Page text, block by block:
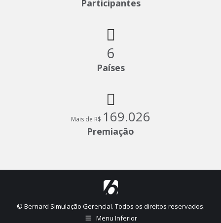
Participantes
6
Países
Mais de R$ 169.296
Premiação
© Bernard Simulação Gerencial. Todos os direitos reservados.
Menu Inferior